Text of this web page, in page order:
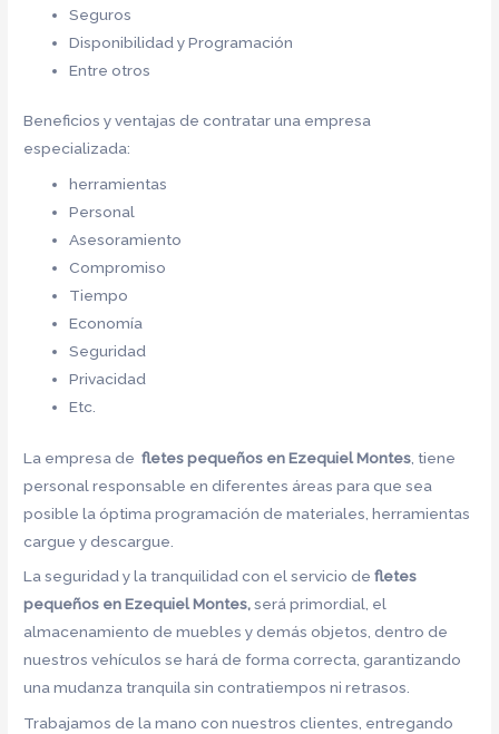
Seguros
Disponibilidad y Programación
Entre otros
Beneficios y ventajas de contratar una empresa
especializada:
herramientas
Personal
Asesoramiento
Compromiso
Tiempo
Economía
Seguridad
Privacidad
Etc.
La empresa defletes pequeños en Ezequiel Montes , tiene
personal responsable en diferentes áreas para que sea
posible la óptima programación de materiales, herramientas
cargue y descargue.
La seguridad y la tranquilidad con el servicio defletes
pequeños en Ezequiel Montes,será primordial, el
almacenamiento de muebles y demás objetos, dentro de
nuestros vehículos se hará de forma correcta, garantizando
una mudanza tranquila sin contratiempos ni retrasos.
Trabajamos de la mano con nuestros clientes, entregando